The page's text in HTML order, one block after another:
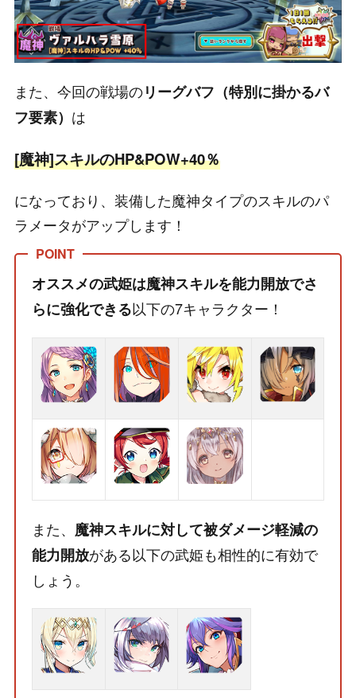
また、今回の戦場のリーグバフ（特別に掛かるバ
フ要素） は
[魔神]スキルのHP&POW+40％
になっており、装備した魔神タイプのスキルのパ
ラメータがアップします！
オススメの武姫は魔神スキルを能力開放でさ
らに強化できる以下の7キャラクター！
また、 魔神スキルに対して被ダメージ軽減の
能力開放がある以下の武姫も相性的に有効で
しょう。